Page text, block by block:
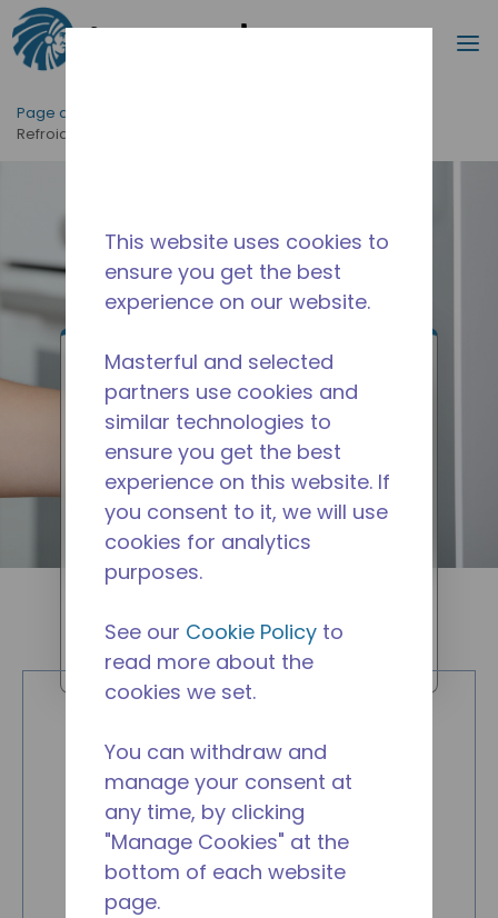
Passer au contenu principal
Page d'accueil
Refroidisseurs d’eau
Refroidisseurs
d’eau
Fournit un accès facile une eau
potable propre et froide
directement connectée
l'alimentation en eau du
pour un usage professionnel.
This website uses cookies to
ensure you get the best
experience on our website.
Masterful and selected
partners use cookies and
similar technologies to
ensure you get the best
experience on this website. If
you consent to it, we will use
cookies for analytics
purposes.
See our Cookie Policy to
read more about the
cookies we set.
You can withdraw and
manage your consent at
any time, by clicking
"Manage Cookies" at the
bottom of each website
page.